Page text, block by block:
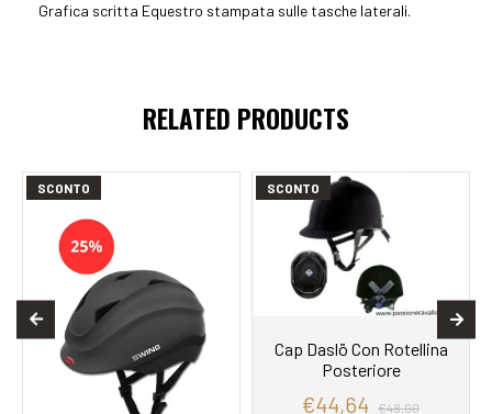
Grafica scritta Equestro stampata sulle tasche laterali.
RELATED PRODUCTS
SCONTO
Aggiungi al carrello
SCONTO
Cap Daslö Con Rotellina
Posteriore
€44,64 €48,00